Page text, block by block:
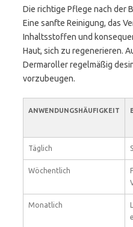
Die richtige Pflege nach der
Eine sanfte Reinigung, das
Inhaltsstoffen und
Haut, sich zu regenerieren.
Dermaroller regelmäßig
vorzubeugen.
ANWENDUNGSHÄUFIGKEIT
Täglich
Wöchentlich
Monatlich